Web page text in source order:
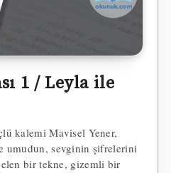
1 / Leyla ile
kalemi Mavisel Yener,
umudun, sevginin şifrelerini
bir tekne, gizemli bir